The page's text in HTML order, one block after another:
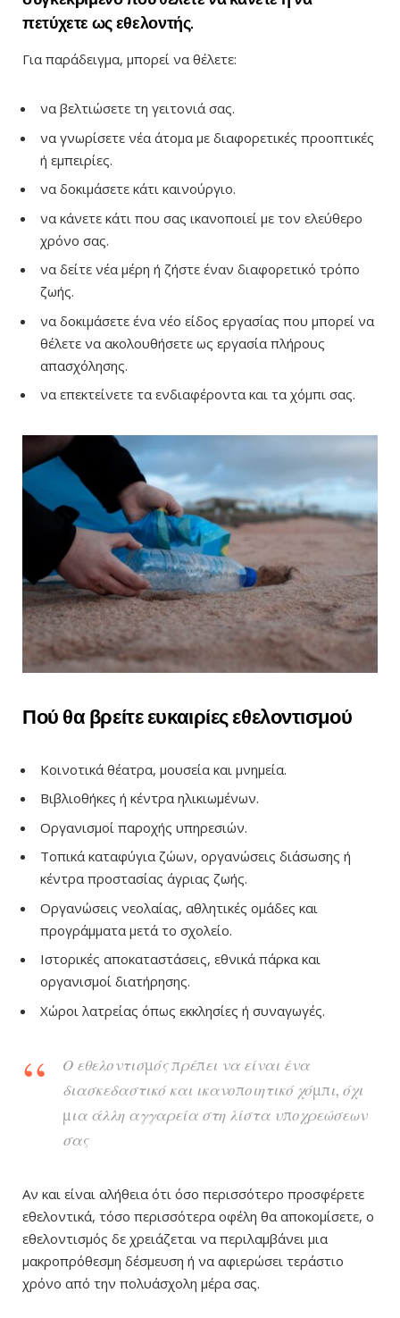
πετύχετε ως εθελοντής.
Για παράδειγμα, μπορεί να θέλετε:
να βελτιώσετε τη γειτονιά σας.
να γνωρίσετε νέα άτομα με διαφορετικές προοπτικές
ή εμπειρίες.
να δοκιμάσετε κάτι καινούργιο.
να κάνετε κάτι που σας ικανοποιεί με τον ελεύθερο
χρόνο σας.
να δείτε νέα μέρη ή ζήστε έναν διαφορετικό τρόπο
ζωής.
να δοκιμάσετε ένα νέο είδος εργασίας που μπορεί να
θέλετε να ακολουθήσετε ως εργασία πλήρους
απασχόλησης.
να επεκτείνετε τα ενδιαφέροντα και τα χόμπι σας.
Πού θα βρείτε ευκαιρίες εθελοντισμού
Κοινοτικά θέατρα, μουσεία και μνημεία.
Βιβλιοθήκες ή κέντρα ηλικιωμένων.
Οργανισμοί παροχής υπηρεσιών.
Τοπικά καταφύγια ζώων, οργανώσεις διάσωσης ή
κέντρα προστασίας άγριας ζωής.
Οργανώσεις νεολαίας, αθλητικές ομάδες και
προγράμματα μετά το σχολείο.
Ιστορικές αποκαταστάσεις, εθνικά πάρκα και
οργανισμοί διατήρησης.
Χώροι λατρείας όπως εκκλησίες ή συναγωγές.
Ο εθελοντισμός πρέπει να είναι ένα
διασκεδαστικό και ικανοποιητικό χόμπι, όχι
μια άλλη αγγαρεία στη λίστα υποχρεώσεων
σας
Αν και είναι αλήθεια ότι όσο περισσότερο προσφέρετε
εθελοντικά, τόσο περισσότερα οφέλη θα αποκομίσετε, ο
εθελοντισμός δε χρειάζεται να περιλαμβάνει μια
μακροπρόθεσμη δέσμευση ή να αφιερώσει τεράστιο
χρόνο από την πολυάσχολη μέρα σας.